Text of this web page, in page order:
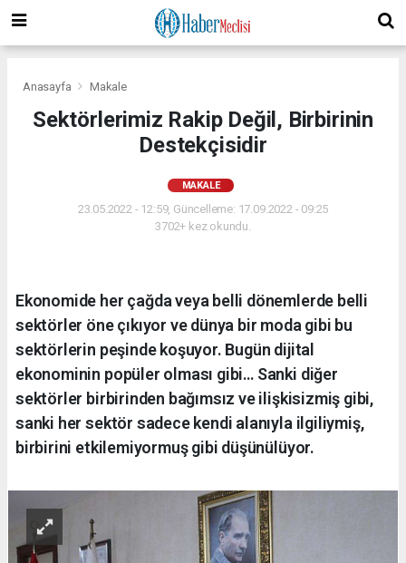
Anasayfa Makale
Sektörlerimiz Rakip Değil, Birbirinin
Destekçisidir
MAKALE
23.05.2022 - 12:59, Güncelleme: 17.09.2022 - 09:25
3702+ kez okundu.
Ekonomide her çağda veya belli dönemlerde belli
sektörler öne çıkıyor ve dünya bir moda gibi bu
sektörlerin peşinde koşuyor. Bugün dijital
ekonominin popüler olması gibi… Sanki diğer
sektörler birbirinden bağımsız ve ilişkisizmiş gibi,
sanki her sektör sadece kendi alanıyla ilgiliymiş,
birbirini etkilemiyormuş gibi düşünülüyor.